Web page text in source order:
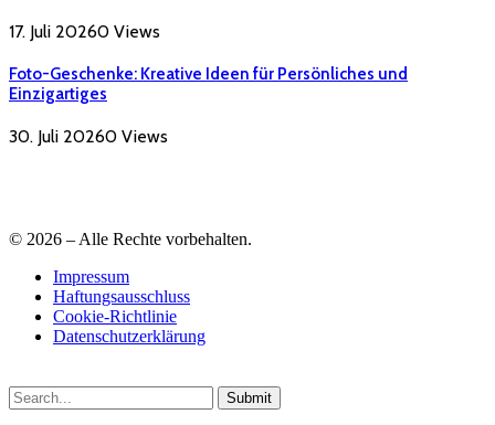
17. Juli 20260 Views
Foto-Geschenke: Kreative Ideen für Persönliches und
Einzigartiges
30. Juli 20260 Views
© 2026 – Alle Rechte vorbehalten.
Impressum
Haftungsausschluss
Cookie-Richtlinie
Datenschutzerklärung
Submit